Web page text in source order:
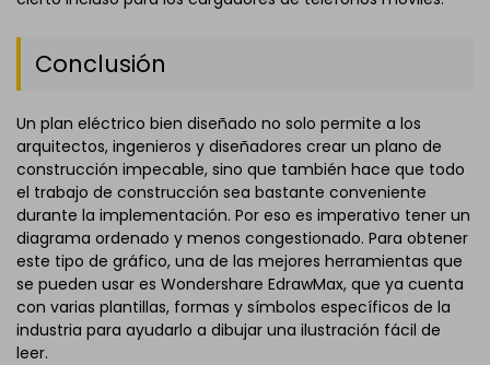
Conclusión
Un plan eléctrico bien diseñado no solo permite a los
arquitectos, ingenieros y diseñadores crear un plano de
construcción impecable, sino que también hace que todo
el trabajo de construcción sea bastante conveniente
durante la implementación. Por eso es imperativo tener un
diagrama ordenado y menos congestionado. Para obtener
este tipo de gráfico, una de las mejores herramientas que
se pueden usar es Wondershare EdrawMax, que ya cuenta
con varias plantillas, formas y símbolos específicos de la
industria para ayudarlo a dibujar una ilustración fácil de
leer.